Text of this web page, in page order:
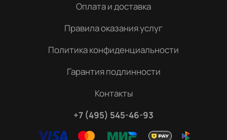
Оплата и доставка
Правила оказания услуг
Политика конфиденциальности
Гарантия подлинности
Контакты
+7 (495) 545-46-93